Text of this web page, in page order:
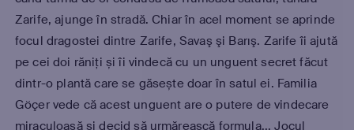
Zarife, ajunge în stradă. Chiar în acel moment se aprinde
focul dragostei dintre Zarife, Savaş şi Barış. Zarife îi ajută
pe cei doi răniți și îi vindecă cu un unguent secret făcut
dintr-o plantă care se găsește doar în satul ei. Familia
Göçer vede că acest unguent are o putere de vindecare
miraculoasă și decid să urmărească formula... Jocul